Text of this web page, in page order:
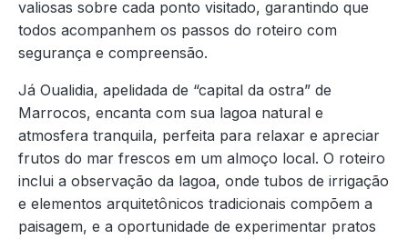
valiosas sobre cada ponto visitado, garantindo que
todos acompanhem os passos do roteiro com
segurança e compreensão.
Já Oualidia, apelidada de “capital da ostra” de
Marrocos, encanta com sua lagoa natural e
atmosfera tranquila, perfeita para relaxar e apreciar
frutos do mar frescos em um almoço local. O roteiro
inclui a observação da lagoa, onde tubos de irrigação
e elementos arquitetônicos tradicionais compõem a
paisagem, e a oportunidade de experimentar pratos